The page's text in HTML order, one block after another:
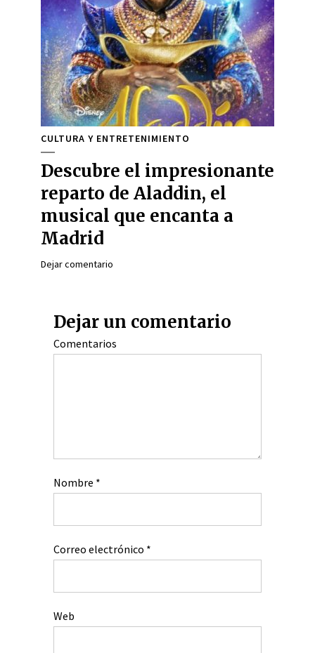
CULTURA Y ENTRETENIMIENTO
Descubre el impresionante
reparto de Aladdin, el
musical que encanta a
Madrid
Dejar comentario
Dejar un comentario
Comentarios
Nombre *
Correo electrónico *
Web